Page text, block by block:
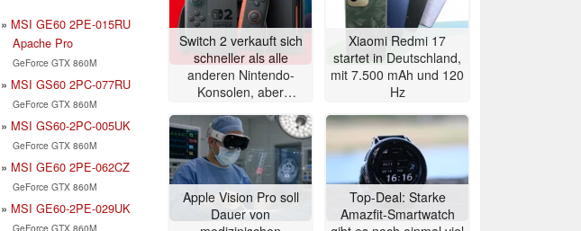
MSI GE60 2PE-015RU
Apache Pro
GeForce GTX 860M
MSI GS60 2PC-077RU
GeForce GTX 860M
MSI GS60-2PC-005UK
GeForce GTX 860M
MSI GE60 2PE-062CZ
GeForce GTX 860M
MSI GE60-2PE-029UK
GeForce GTX 860M
Switch 2 verkauft sich
schneller als alle
anderen Nintendo-
Konsolen, aber
Xiaomi Redmi 17
startet in Deutschland,
mit 7.500 mAh und 120
Hz
Apple Vision Pro soll
Dauer von
Top-Deal: Starke
Amazfit-Smartwatch